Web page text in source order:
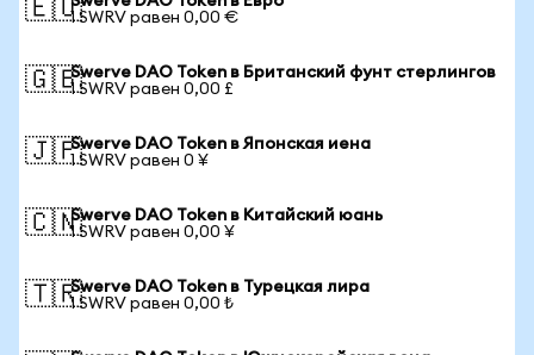
🇪🇺1 SWRV равен 0,00 €
🇬🇧Swerve DAO Token в Британский фунт стерлингов
1 SWRV равен 0,00 £
🇯🇵Swerve DAO Token в Японская иена
1 SWRV равен 0 ¥
🇨🇳Swerve DAO Token в Китайский юань
1 SWRV равен 0,00 ¥
🇹🇷Swerve DAO Token в Турецкая лира
1 SWRV равен 0,00 ₺